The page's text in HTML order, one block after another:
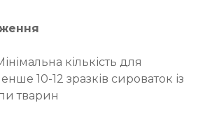
кількість для
10-12 зразків сироваток із
тварин